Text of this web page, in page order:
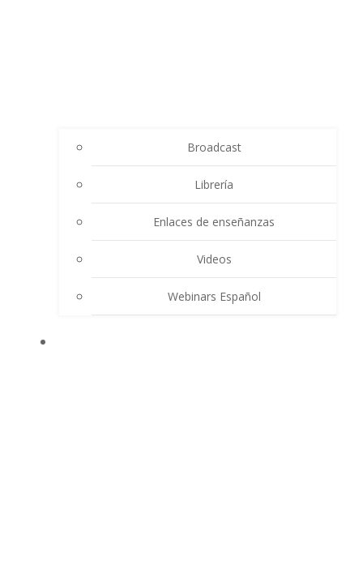
Broadcast
Librería
Enlaces de enseñanzas
Videos
Webinars Español